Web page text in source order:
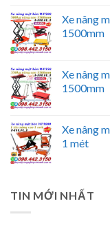
Xe nâng
1500mm
Xe nâng
1500mm
Xe nâng
1 mét
TIN MỚI NHẤT